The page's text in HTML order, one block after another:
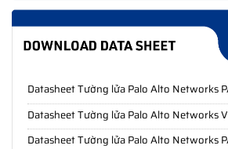
bị tường lửa FortiGate Firewallsẽ giúp
sinh thái.
Hai sản phẩm cùng hãng thường được
900G làFortiGate 600FvàFortiGate
năng cao hơn nữa.
Kết luận
Datasheet Tường lửa Palo Alto Networks
Datasheet Tường lửa Palo Alto Networks